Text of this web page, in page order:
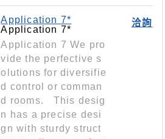
洽詢
Application 7*
Application 7*
Application 7 We pro
vide the perfective s
olutions for diversifie
d control or comman
d rooms. This desig
n has a precise desi
gn with sturdy struct